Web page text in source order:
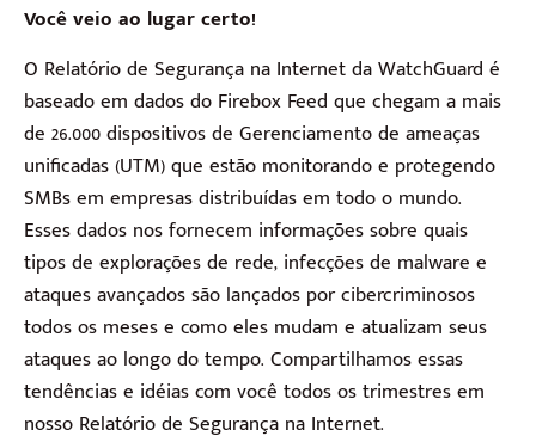
Você veio ao lugar certo!
O Relatório de Segurança na Internet da WatchGuard é
baseado em dados do Firebox Feed que chegam a mais
de 26.000 dispositivos de Gerenciamento de ameaças
unificadas (UTM) que estão monitorando e protegendo
SMBs em empresas distribuídas em todo o mundo.
Esses dados nos fornecem informações sobre quais
tipos de explorações de rede, infecções de malware e
ataques avançados são lançados por cibercriminosos
todos os meses e como eles mudam e atualizam seus
ataques ao longo do tempo. Compartilhamos essas
tendências e idéias com você todos os trimestres em
nosso Relatório de Segurança na Internet.